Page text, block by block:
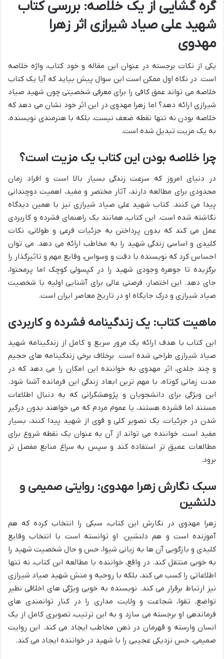
گره گشایی از یک خلاصه: بررسی کتاب
شهید علی صیاد شیرازی اثر زهرا
مهدوی
یکی از نکات برجسته در عنوان این مقاله و خود کتاب، واژه خلاصه
است. در نگاه اول ممکن است این سوال پیش بیاید که آیا یک کتاب
خلاصه می تواند عمق کافی را برای معرفی شخصیتی چون شهید صیاد
شیرازی ارائه دهد؟ اما زهرا مهدوی در این اثر خود نشان می دهد که
خلاصه بودن نه تنها نقطه ضعف نیست، بلکه با هنرمندی نویسنده،
به یک مزیت تبدیل شده است.
چرا خلاصه بودن این کتاب یک مزیت است؟
در دنیای امروز که سرعت زندگی بسیار بالا است و افراد زمان
محدودی برای مطالعه دارند، آثار مختصر و مفید، اهمیت دوچندانی
پیدا می کنند. کتاب شهید علی صیاد شیرازی نیز با همین دیدگاه
نگاشته شده است. این کتاب، همانند یک راهنمای فشرده و کاربردی
عمل می کند که بدون پرداختن به جزئیات فرعی و طولانی، نکات
کلیدی و اساسی زندگی شهید را به مخاطب ارائه می دهد. می توان
احساس کرد که نویسنده با دقت و وسواس، وقایع مهم و تاثیرگذار را
برگزیده تا جوهره وجودی شهید را در کپسولی کوچک اما پرمحتوا،
جای دهد. این اختصار، فرصتی عالی برای آشنایی اولیه با شخصیت
صیاد شیرازی و درک جایگاه او در تاریخ معاصر ایران است.
ماهیت کتاب: یک زندگینامه فشرده و کاربردی
این کتاب با هدف ارائه یک مرور سریع و کامل از زندگینامه شهید
صیاد شیرازی طراحی شده است. برخلاف برخی زندگینامه های حجیم
و چند جلدی، اثر مهدوی به خواننده این امکان را می دهد که در
مدت زمانی کوتاه، با مهم ترین ابعاد زندگی این فرمانده آشنا شود.
این ویژگی برای دانشجویان و پژوهشگرانی که به دنبال اطلاعات
مستند اما فشرده هستند، یا عموم مردم که می خواهند بدون درگیر
شدن در جزئیات، یک تصویر کلی و قوی از شهید پیدا کنند، بسیار
مفید است. خواننده می تواند از آن به عنوان یک نقطه شروع برای
مطالعات عمیق تر استفاده کند و سپس به سراغ منابع مفصل تر
برود.
سبک نگارش زهرا مهدوی: روایتی صمیمی و
دلنشین
زهرا مهدوی در نگارش این کتاب، سبکی را انتخاب کرده که هم
آموزنده است و هم دلنشین. او توانسته است با انتخاب وقایع
کلیدی و بازگویی آن ها به زبانی شیوا، حس و حال شخصیت شهید را
به خوبی منتقل کند. در واقع، خواننده با مطالعه این کتاب، نه تنها
اطلاعاتی را کسب می کند، بلکه با روحیه و منش شهید صیاد شیرازی
نیز ارتباط برقرار می کند. نویسنده به خوبی ویژگی های اخلاقی نظیر
تواضع، تقوا، شجاعت و ولایت مداری را در کنار توانمندی های
فرماندهی او برجسته می سازد و به این ترتیب، تصویری کامل از یک
انسان وارسته و قهرمان در ذهن مخاطب ایجاد می کند. این روایت
صمیمی، حس نزدیکی عجیبی را با شهید در خواننده ایجاد می کند.